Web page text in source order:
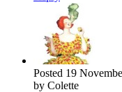
Posted 19
by Colette